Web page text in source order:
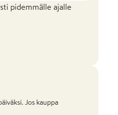
pidemmälle ajalle
Jos kauppa